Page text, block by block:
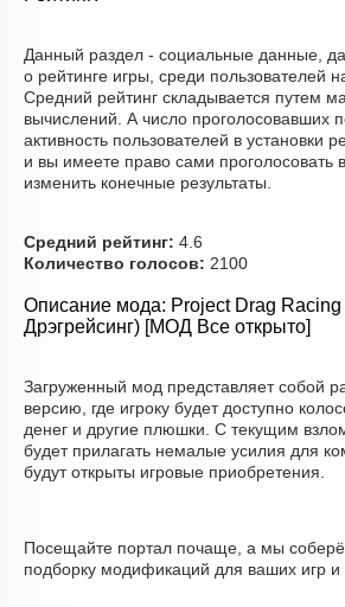
Данный раздел - социальные данные,
о рейтинге игры, среди пользователей
Средний рейтинг складывается путем
вычислений. А число проголосовавших
активность пользователей в установки
и вы имеете право сами проголосовать
изменить конечные результаты.
Средний рейтинг: 4.6
Количество голосов: 2100
Описание мода: Project Drag Racing
Дрэгрейсинг) [МОД Все открыто]
Загруженный мод представляет собой
версию, где игроку будет доступно
денег и другие плюшки. С текущим
будет прилагать немалые усилия для
будут открыты игровые приобретения.
Посещайте портал почаще, а мы
подборку модификаций для ваших игр и